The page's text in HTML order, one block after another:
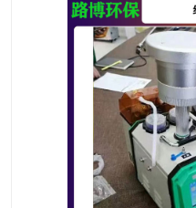
恒温恒湿称重系统
实验室仪器
便携式水质采样器
便携式超声波明渠流量计